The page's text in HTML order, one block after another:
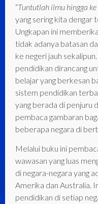
“Tuntutlah ilmu hingga ke
yang sering kita dengar
Ungkapan ini
tidak adanya batasan
ke negeri jauh
pendidikan dirancang
belajar yang berkesan
sistem pendidikan
yang berada di penjuru
pembaca gambaran
beberapa negara di
Melalui buku ini
wawasan yang luas
di negara-negara yang
Amerika dan Australia.
pendidikan di setiap